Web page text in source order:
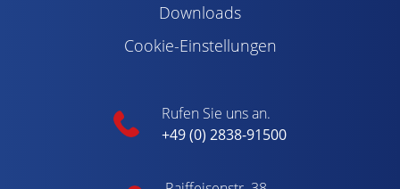
Downloads
Cookie-Einstellungen
Rufen Sie uns an.
+49 (0) 2838-91500